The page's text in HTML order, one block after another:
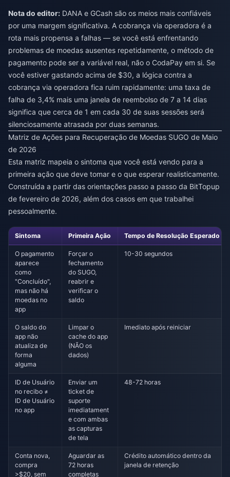
Nota do editor: DANA e GCash são os meios mais confiáveis
por uma margem significativa. A cobrança via operadora é a
rota mais propensa a falhas — se você está enfrentando
problemas de moedas ausentes repetidamente, o método de
pagamento pode ser a variável real, não o CodaPay em si. Se
você estiver gastando acima de $30, a lógica contra a
cobrança via operadora fica ruim rapidamente: uma taxa de
falha de 3,4% mais uma janela de reembolso de 7 a 14 dias
significa que cerca de 1 em cada 30 de suas sessões será
silenciosamente atrasada por duas semanas.
Matriz de Ações para Recuperação de Moedas SUGO de Maio
de 2026
Esta matriz mapeia o sintoma que você está vendo para a
primeira ação que deve tomar e o que esperar realisticamente.
Construída a partir das orientações passo a passo da BitTopup
de fevereiro de 2026, além dos casos em que trabalhei
pessoalmente.
Sintoma Primeira Ação Tempo de Resolução Esperado
O pagamento
aparece
como
"Concluído",
mas não há
moedas no
app
Forçar o
fechamento
do SUGO,
reabrir e
verificar o
saldo
10-30 segundos
O saldo do
app não
atualiza de
forma
alguma
Limpar o
cache do app
(NÃO os
dados)
Imediato após reiniciar
ID de Usuário
no recibo ≠
ID de Usuário
no app
Enviar um
ticket de
suporte
imediatament
e com ambas
as capturas
de tela
48-72 horas
Conta nova,
compra
>$20, sem
Aguardar as
72 horas
completas
Crédito automático dentro da
janela de retenção